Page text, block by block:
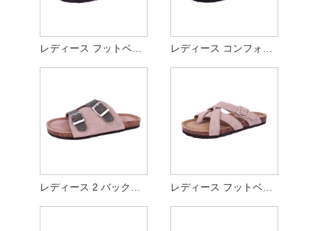
レディース フットベッド調整バックルサンダル
レディース フットベッド フラット サンダル